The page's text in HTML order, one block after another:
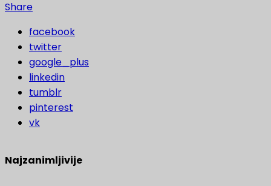
Share
facebook
twitter
google_plus
linkedin
tumblr
pinterest
vk
Najzanimljivije